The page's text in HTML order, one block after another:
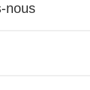
nous